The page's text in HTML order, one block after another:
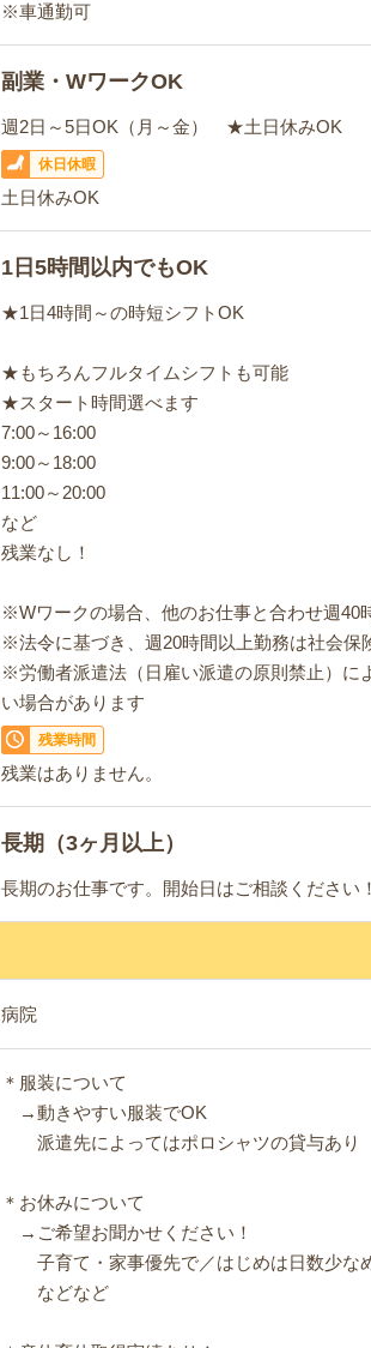
※車通勤可
副業・WワークOK
週2日～5日OK（月～金） ★土日休みOK
休日休暇
土日休みOK
1日5時間以内でもOK
★1日4時間～の時短シフトOK
★もちろんフルタイムシフトも可能
★スタート時間選べます
7:00～16:00
9:00～18:00
11:00～20:00
など
残業なし！
※Wワークの場合、他のお仕事と合わせ週40
※法令に基づき、週20時間以上勤務は社会保
※労働者派遣法（日雇い派遣の原則禁止）に
い場合があります
残業時間
残業はありません。
長期（3ヶ月以上）
長期のお仕事です。開始日はご相談くださ
病院
＊服装について
→動きやすい服装でOK
派遣先によってはポロシャツの貸与あり
＊お休みについて
→ご希望お聞かせください！
子育て・家事優先で／はじめは日数少な
などなど